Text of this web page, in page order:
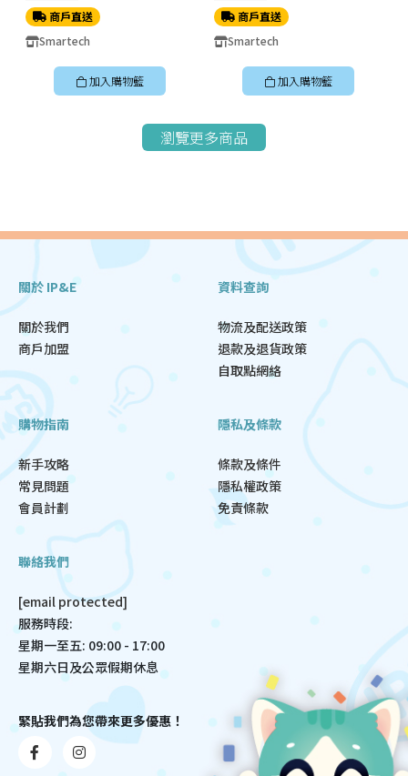
商戶直送
Smartech
加入購物籃
商戶直送
Smartech
加入購物籃
瀏覽更多商品
關於 IP&E
關於我們
商戶加盟
資料查詢
物流及配送政策
退款及退貨政策
自取點網絡
購物指南
新手攻略
常見問題
會員計劃
隱私及條款
條款及條件
隱私權政策
免責條款
聯絡我們
[email protected]
服務時段:
星期一至五: 09:00 - 17:00
星期六日及公眾假期休息
緊貼我們為您帶來更多優惠！